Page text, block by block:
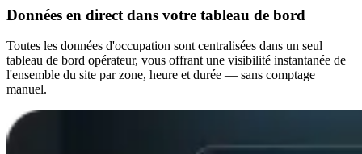
Données en direct dans votre tableau de bord
Toutes les données d'occupation sont centralisées dans un seul
tableau de bord opérateur, vous offrant une visibilité instantanée de
l'ensemble du site par zone, heure et durée — sans comptage
manuel.